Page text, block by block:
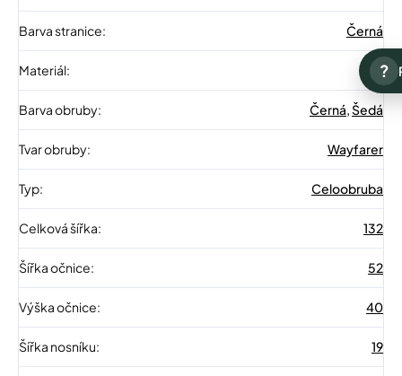
Barva stranice: Černá
Materiál: Kov
Barva obruby: Černá,Šedá
Tvar obruby: Wayfarer
Typ: Celoobruba
Celková šířka: 132
Šířka očnice: 52
Výška očnice: 40
Šířka nosníku: 19
?